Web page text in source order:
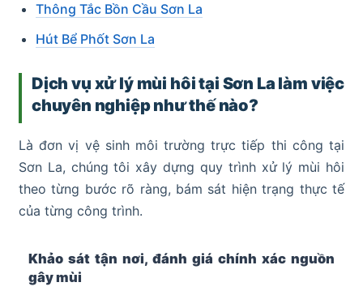
Thông Tắc Bồn Cầu Sơn La
Hút Bể Phốt Sơn La
Dịch vụ xử lý mùi hôi tại Sơn La làm việc
chuyên nghiệp như thế nào?
Là đơn vị vệ sinh môi trường trực tiếp thi công tại
Sơn La, chúng tôi xây dựng quy trình xử lý mùi hôi
theo từng bước rõ ràng, bám sát hiện trạng thực tế
của từng công trình.
Khảo sát tận nơi, đánh giá chính xác nguồn
gây mùi